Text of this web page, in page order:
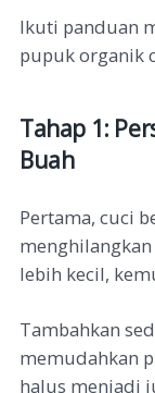
Ikuti panduan
pupuk organik
Tahap 1:
Buah
Pertama, cuci
lebih kecil,
Tambahkan
memudahkan
halus menjadi